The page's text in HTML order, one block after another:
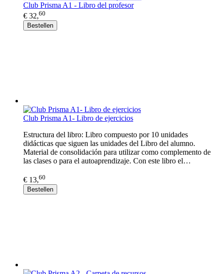
Club Prisma A1 - Libro del profesor
€ 32,60
Bestellen
Club Prisma A1- Libro de ejercicios
Estructura del libro: Libro compuesto por 10 unidades
didácticas que siguen las unidades del Libro del alumno.
Material de consolidación para utilizar como complemento de
las clases o para el autoaprendizaje. Con este libro el…
€ 13,60
Bestellen